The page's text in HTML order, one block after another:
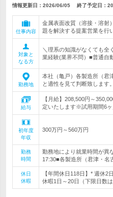
情報更新日：2026/06/05 終了予定日：
仕事内容
金属表面改質（溶接・溶射
題を解決する提案営業を行
対象と
なる方
＼理系の知識がなくても全
業経験(業界不問）■普通自
勤務地
本社（亀戸）各製造所（君
と適性を見て判断致します
給与
【月給】208,500円～
定いたします※試用期間6
初年度
年収
300万円～560万円
勤務
時間
勤務地により就業時間が異
17:30■各製造所（君津・名
休日
休暇
【年間休日118日】* 週休2
休暇1日～20日（下限日数